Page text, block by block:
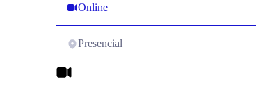
proceso aún más significativo y enriquecedor.
empática y comprometida. Siempre desde el
seguro que brindó en cada sesión. Una
Online
Presencial